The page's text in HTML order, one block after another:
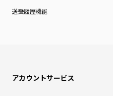
送受履歴機能
アカウントサービス